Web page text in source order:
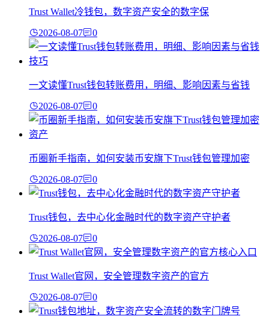
Trust Wallet冷钱包，数字资产安全的数字保
2026-08-07 0
一文读懂Trust钱包转账费用，明细、影响因素与省钱
2026-08-07 0
币圈新手指南，如何安装币安旗下Trust钱包管理加密
2026-08-07 0
Trust钱包，去中心化金融时代的数字资产守护者
2026-08-07 0
Trust Wallet官网，安全管理数字资产的官方
2026-08-07 0